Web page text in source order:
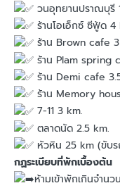
วนอุทยานปราณบุรี
ร้านโอเอ็กซ์ ซีฟู้ด 4
ร้าน Brown cafe
ร้าน Plam spring
ร้าน Demi cafe
ร้าน Memory
7-11 3 km.
ตลาดนัด 2.5 km.
หัวหิน 25 km (ขับ
กฏระเบียบที่พักเบื้องต้น
ห้ามเข้าพักเกินจำน